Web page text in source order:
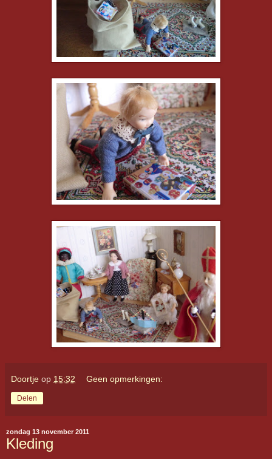
Doortje op 15:32 Geen opmerkingen:
Delen
zondag 13 november 2011
Kleding